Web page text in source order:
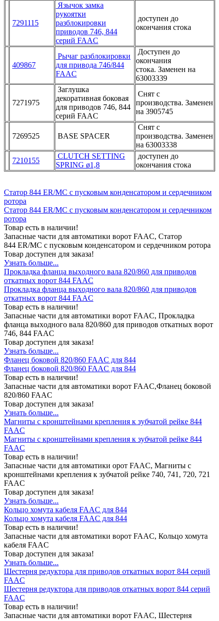
7291115
Язычок замка
рукоятки
разблокировки
приводов 746, 844
серий FAAC
доступен до
окончания стока
409867
Рычаг разблокировки
для привода 746/844
FAAC
Доступен до
окончания
стока. Заменен на
63003339
7271975
Заглушка
декоративная боковая
для приводов 746, 844
серий FAAC
Снят с
производства. Заменен
на 3905745
7269525 BASE SPACER
Снят с
производства. Заменен
на 63003338
7210155
CLUTCH SETTING
SPRING ø1,8
доступен до
окончания стока
Статор 844 ER/MC с пусковым конденсатором и сердечником
ротора
Статор 844 ER/MC с пусковым конденсатором и сердечником
ротора
Товар есть в наличии!
Запасные части для автоматики ворот FAAC, Статор
844 ER/MC с пусковым конденсатором и сердечником ротора
Товар доступен для заказа!
Узнать больше...
Пpoклaдкa флaнцa выxoднoгo вaлa 820/860 для пpивoдoв
oткaтныx вopoт 844 FAAC
Пpoклaдкa флaнцa выxoднoгo вaлa 820/860 для пpивoдoв
oткaтныx вopoт 844 FAAC
Товар есть в наличии!
Запасные части для автоматики ворот FAAC, Пpoклaдкa
флaнцa выxoднoгo вaлa 820/860 для пpивoдoв oткaтныx вopoт
746, 844 FAAC
Товар доступен для заказа!
Узнать больше...
Фланец боковой 820/860 FAAC для 844
Фланец боковой 820/860 FAAC для 844
Товар есть в наличии!
Запасные части для автоматики ворот FAAC,Фланец боковой
820/860 FAAC
Товар доступен для заказа!
Узнать больше...
Магниты с кронштейнами крепления к зубчатой рейке 844
FAAC
Магниты с кронштейнами крепления к зубчатой рейке 844
FAAC
Товар есть в наличии!
Запасные части для автоматики орот FAAC, Магниты с
кронштейнами крепления к зубчатой рейке 740, 741, 720, 721
FAAC
Товар доступен для заказа!
Узнать больше...
Кольцо хомута кабеля FAAC для 844
Кольцо хомута кабеля FAAC для 844
Товар есть в наличии!
Запасные части для автоматики ворот FAAC, Кольцо хомута
кабеля FAAC
Товар доступен для заказа!
Узнать больше...
Шecтepня peдуктopa для пpивoдoв oткaтныx вopoт 844 cepий
FAAC
Шecтepня peдуктopa для пpивoдoв oткaтныx вopoт 844 cepий
FAAC
Товар есть в наличии!
Запасные части для автоматики ворот FAAC, Шecтepня